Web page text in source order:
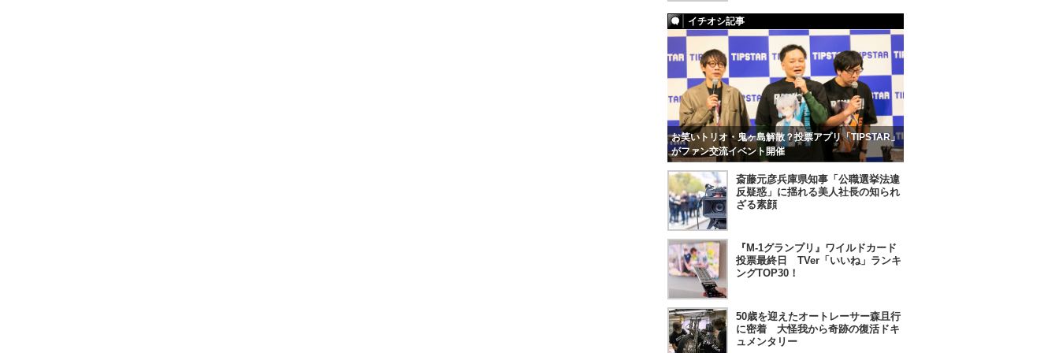
イチオシ記事
お笑いトリオ・鬼ヶ島解散？投票アプリ「TIPSTAR」
がファン交流イベント開催
斎藤元彦兵庫県知事「公職選挙法違
反疑惑」に揺れる美人社長の知られ
ざる素顔
『M-1グランプリ』ワイルドカード
投票最終日 TVer「いいね」ランキ
ングTOP30！
50歳を迎えたオートレーサー森且行
に密着 大怪我から奇跡の復活ドキ
ュメンタリー